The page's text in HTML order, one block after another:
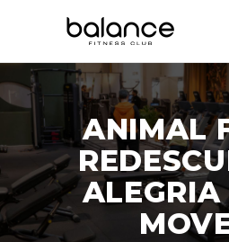
ANIMAL
ALEGRIA